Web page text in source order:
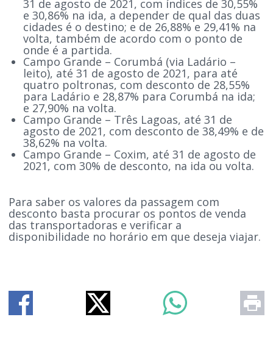
31 de agosto de 2021, com índices de 30,55%
e 30,86% na ida, a depender de qual das duas
cidades é o destino; e de 26,88% e 29,41% na
volta, também de acordo com o ponto de
onde é a partida.
Campo Grande – Corumbá (via Ladário –
leito), até 31 de agosto de 2021, para até
quatro poltronas, com desconto de 28,55%
para Ladário e 28,87% para Corumbá na ida;
e 27,90% na volta.
Campo Grande – Três Lagoas, até 31 de
agosto de 2021, com desconto de 38,49% e de
38,62% na volta.
Campo Grande – Coxim, até 31 de agosto de
2021, com 30% de desconto, na ida ou volta.
Para saber os valores da passagem com
desconto basta procurar os pontos de venda
das transportadoras e verificar a
disponibilidade no horário em que deseja viajar.